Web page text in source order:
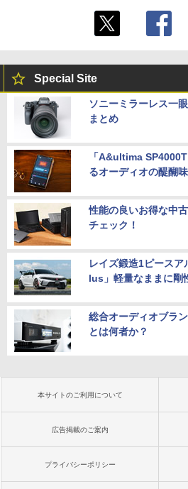
Special Site
ソニーミラーレス一
まとめ
「A&ultima
るオーディオの醍醐味
性能の良いお得な中
チェック！
レイズ鍛造1ピース
lus」軽量なままに剛
総合オーディオブラ
とは何者か？
本サイトのご利用について
広告掲載のご案内
プライバシーポリシー